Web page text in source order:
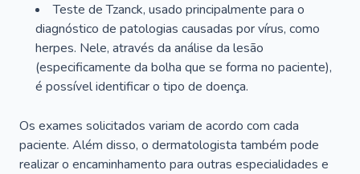
Teste de Tzanck, usado principalmente para o
diagnóstico de patologias causadas por vírus, como
herpes. Nele, através da análise da lesão
(especificamente da bolha que se forma no paciente),
é possível identificar o tipo de doença.
Os exames solicitados variam de acordo com cada
paciente. Além disso, o dermatologista também pode
realizar o encaminhamento para outras especialidades e